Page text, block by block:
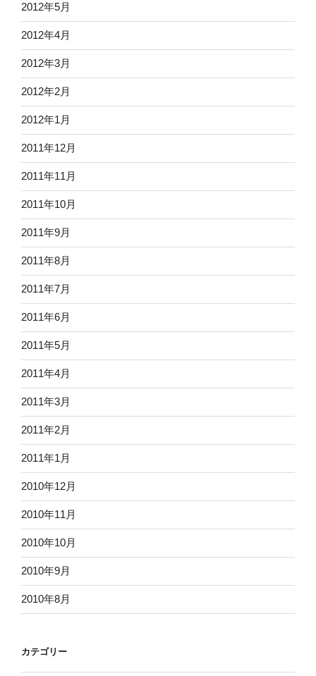
2012年5月
2012年4月
2012年3月
2012年2月
2012年1月
2011年12月
2011年11月
2011年10月
2011年9月
2011年8月
2011年7月
2011年6月
2011年5月
2011年4月
2011年3月
2011年2月
2011年1月
2010年12月
2010年11月
2010年10月
2010年9月
2010年8月
カテゴリー